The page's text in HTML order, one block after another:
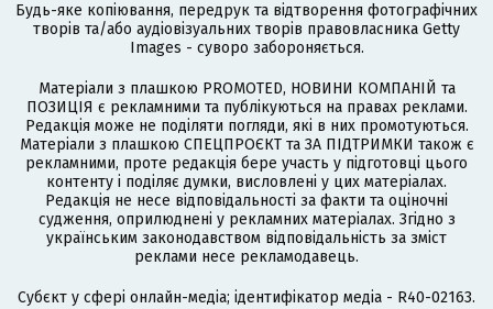
Будь-яке копіювання, передрук та відтворення фотографічних
творів та/або аудіовізуальних творів правовласника Getty
Images - суворо забороняється.
Матеріали з плашкою PROMOTED, НОВИНИ КОМПАНІЙ та
ПОЗИЦІЯ є рекламними та публікуються на правах реклами.
Редакція може не поділяти погляди, які в них промотуються.
Матеріали з плашкою СПЕЦПРОЄКТ та ЗА ПІДТРИМКИ також є
рекламними, проте редакція бере участь у підготовці цього
контенту і поділяє думки, висловлені у цих матеріалах.
Редакція не несе відповідальності за факти та оціночні
судження, оприлюднені у рекламних матеріалах. Згідно з
українським законодавством відповідальність за зміст
реклами несе рекламодавець.
Cубєкт у сфері онлайн-медіа; ідентифікатор медіа - R40-02163.